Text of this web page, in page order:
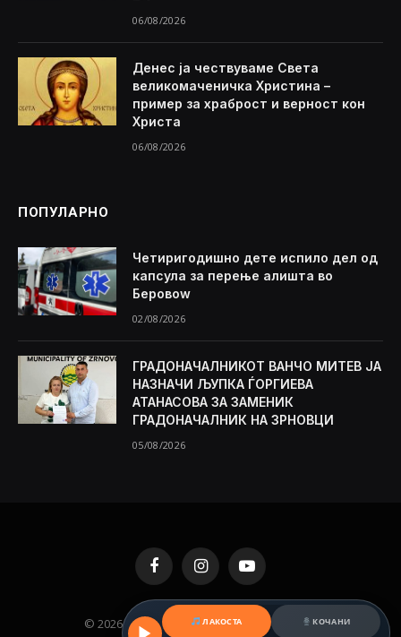
06/08/2026
Денес ја чествуваме Света
великомаченичка Христина –
пример за храброст и верност кон
Христа
06/08/2026
ПОПУЛАРНО
Четиригодишно дете испило дел од
капсула за перење алишта во
Беровоw
02/08/2026
ГРАДОНАЧАЛНИКОТ ВАНЧО МИТЕВ ЈА
НАЗНАЧИ ЉУПКА ЃОРГИЕВА
АТАНАСОВА ЗА ЗАМЕНИК
ГРАДОНАЧАЛНИК НА ЗРНОВЦИ
05/08/2026
FacebookInstagramYouTube
© 2026 KAMENICA.MK. Designed by MKNET.
ЛАКОСТА КОЧАНИ